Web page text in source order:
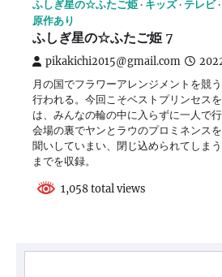
ふしぎ星の☆ふたご姫 キッズ テレビ
原作あり
ふしぎ星の☆ふたご姫 7
pikakichi2015@gmail.com
月の国でフラワーアレンジメントを競
行われる。今回こそベストプリンセス
は、みんなの輪の中に入らずに一人で
会場の裏でヤンとラウのプロミネンス
聞いしていまい、閉じ込められてしま
までを収録。
1,058 total views